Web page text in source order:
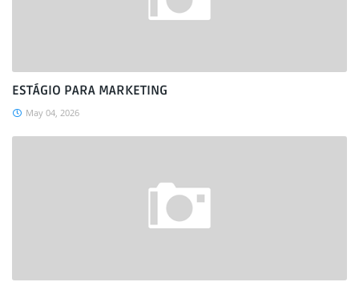
ESTÁGIO PARA MARKETING
May 04, 2026